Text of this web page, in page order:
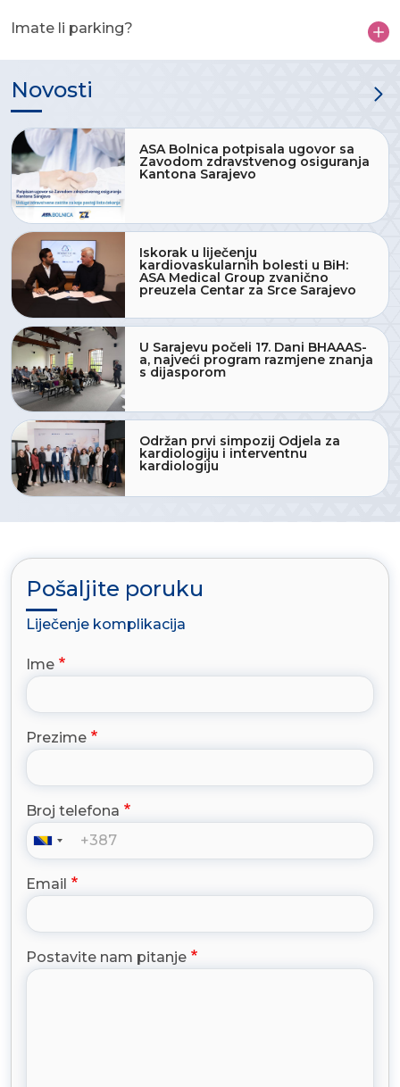
Imate li parking?
Novosti
ASA Bolnica potpisala ugovor sa
Zavodom zdravstvenog osiguranja
Kantona Sarajevo
Iskorak u liječenju
kardiovaskularnih bolesti u BiH:
ASA Medical Group zvanično
preuzela Centar za Srce Sarajevo
U Sarajevu počeli 17. Dani BHAAAS-
a, najveći program razmjene znanja
s dijasporom
Održan prvi simpozij Odjela za
kardiologiju i interventnu
kardiologiju
Pošaljite poruku
Liječenje komplikacija
Ime
Prezime
Broj telefona
Email
Postavite nam pitanje